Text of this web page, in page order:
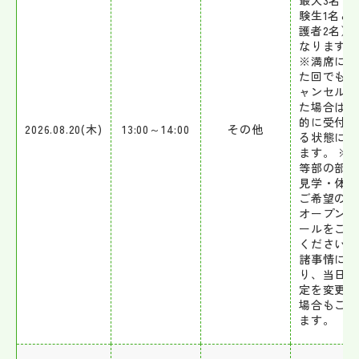
2026.08.20(木) 13:00～14:00 その他
験生1名と
護者2名）
なります。
※満席に
た回でも
ャンセル
た場合は
的に受付
る状態に
ます。 ※
等部の部
見学・体
ご希望の
オープン
ールをご
ください。
諸事情によ
り、当日
定を変更
場合もご
ます。